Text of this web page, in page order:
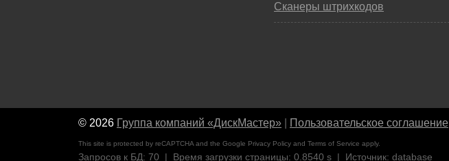
Сканеры штрихкодов
© 2026 Группа компаний «ДискМастер» Пользовательское соглашение
This site is protected by reCAPTCHA and the Google Privacy Policy and Terms of Service apply.
Запросов к БД: 70 | Время загрузки страницы: 0.8540 s | Источник: database